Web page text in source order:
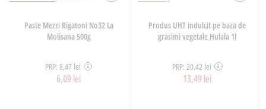
Paste Mezzi Rigatoni No32 La
Molisana 500g
PRP: 8,47 lei
6,09 lei
Produs UHT indulcit pe baza de
grasimi vegetale Hulala 1l
PRP: 20,42 lei
13,49 lei